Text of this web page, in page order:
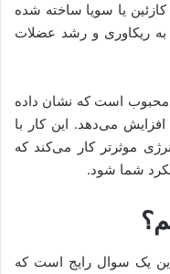
یا سویا ساخته شده
ریکاوری و رشد عضلات
است که نشان داده
می‌دهد. این کار با
موثرتر کار می‌کند که
شما شود.
این یک سوال رایج است که